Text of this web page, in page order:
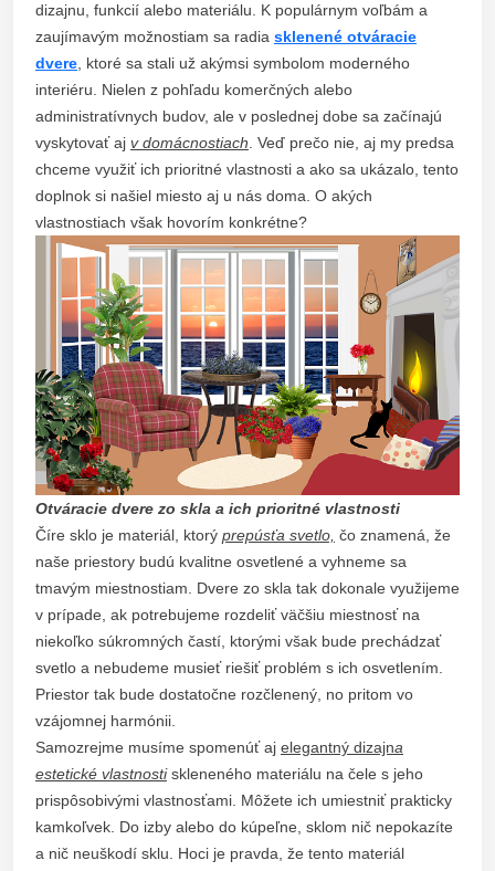
dizajnu, funkcií alebo materiálu. K populárnym voľbám a
zaujímavým možnostiam sa radia sklenené otváracie
dvere , ktoré sa stali už akýmsi symbolom moderného
interiéru. Nielen z pohľadu komerčných alebo
administratívnych budov, ale v poslednej dobe sa začínajú
vyskytovať aj v domácnostiach . Veď prečo nie, aj my predsa
chceme využiť ich prioritné vlastnosti a ako sa ukázalo, tento
doplnok si našiel miesto aj u nás doma. O akých
vlastnostiach však hovorím konkrétne?
Otváracie dvere zo skla a ich prioritné vlastnosti
Číre sklo je materiál, ktorý prepúsťa svetlo, čo znamená, že
naše priestory budú kvalitne osvetlené a vyhneme sa
tmavým miestnostiam. Dvere zo skla tak dokonale využijeme
v prípade, ak potrebujeme rozdeliť väčšiu miestnosť na
niekoľko súkromných častí, ktorými však bude prechádzať
svetlo a nebudeme musieť riešiť problém s ich osvetlením.
Priestor tak bude dostatočne rozčlenený, no pritom vo
vzájomnej harmónii.
Samozrejme musíme spomenúť aj elegantný dizajna
estetické vlastnostiskleneného materiálu na čele s jeho
prispôsobivými vlastnosťami. Môžete ich umiestniť prakticky
kamkoľvek. Do izby alebo do kúpeľne, sklom nič nepokazíte
a nič neuškodí sklu. Hoci je pravda, že tento materiál